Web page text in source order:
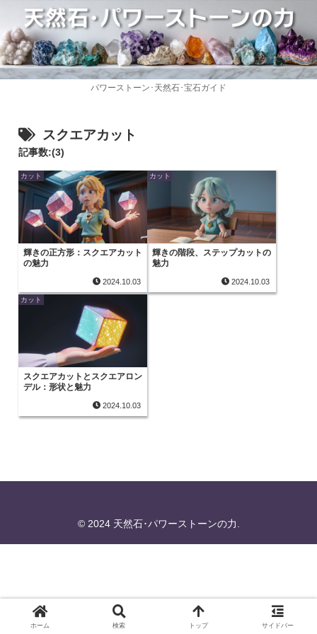
パワーストーン･天然石･宝石ガイド
スクエアカット
記事数:(3)
カット
輝きの正方形：スクエアカット
の魅力
2024.10.03
カット
輝きの階段、ステップカットの
魅力
2024.10.03
カット
スクエアカットとスクエアロン
デル：形状と魅力
2024.10.03
© 2024 天然石･パワーストーンの力.
ホーム 検索 トップ サイドバー